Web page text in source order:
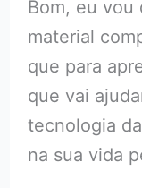
Bom, eu vou
material
que para
que vai
tecnologia
na sua vida